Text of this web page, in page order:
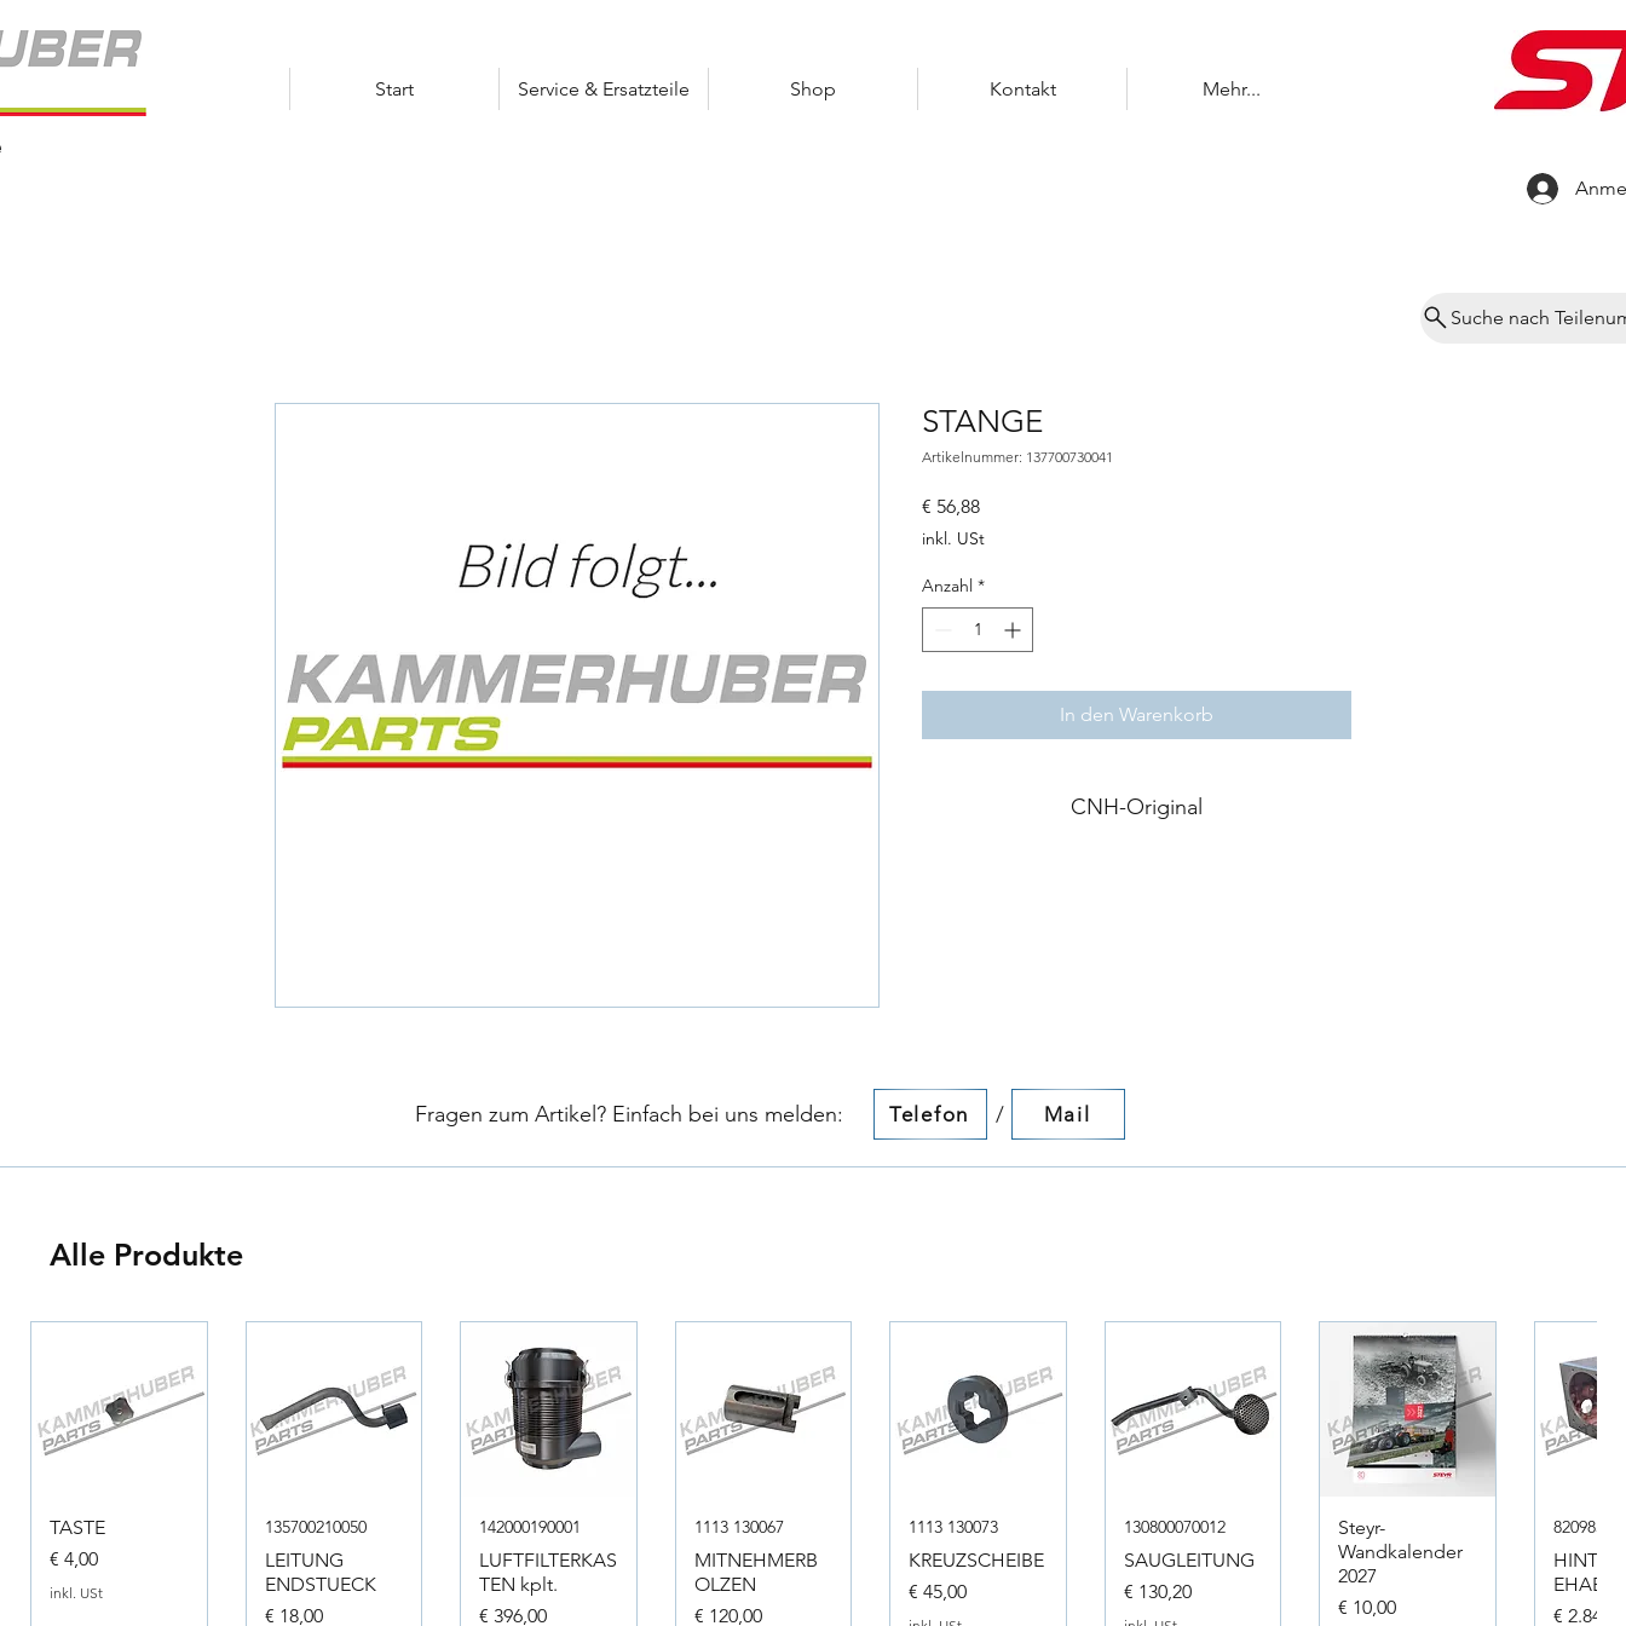
Start Service & Ersatzteile Shop Kontakt Mehr...
STANGE
Artikelnummer: 137700730041
€ 56,88Preis
inkl. USt
Anzahl *
In den Warenkorb
CNH-Original
Suche nach
Fragen zum Artikel? Einfach bei uns melden:​​ Telefon / Mail
Alle Produkte
TASTE
Preis
€ 4,00
inkl. USt
135700210050
LEITUNG
ENDSTUECK
Preis
€ 18,00
142000190001
LUFTFILTERKAS
TEN kplt.
Preis
€ 396,00
1113 130067
MITNEHMERB
OLZEN
Preis
€ 120,00
1113 130073
KREUZSCHEIBE
Preis
€ 45,00
130800070012
SAUGLEITUNG
Preis
€ 130,20
Steyr-
Wandkalender
2027
Preis
€ 10,00
Preis
€